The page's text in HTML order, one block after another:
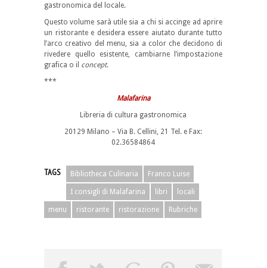
gastronomica del locale.
Questo volume sarà utile sia a chi si accinge ad aprire
un ristorante e desidera essere aiutato durante tutto
l’arco creativo del menu, sia a color che decidono di
rivedere quello esistente, cambiarne l’impostazione
grafica o il concept.
***
Malafarina
Libreria di cultura gastronomica
20129 Milano – Via B. Cellini, 21 Tel. e Fax:
02.36584864
TAGS Bibliotheca Culinaria Franco Luise
I consigli di Malafarina libri locali
menu ristorante ristorazione Rubriche